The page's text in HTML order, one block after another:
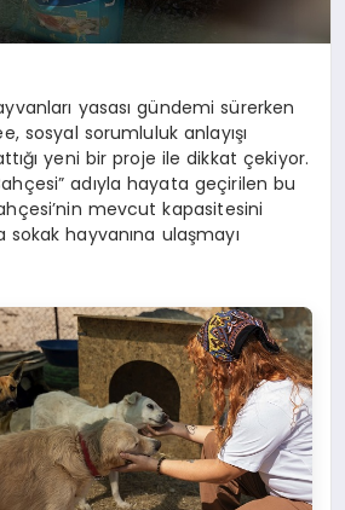
yasası gündemi sürerken
sosyal sorumluluk anlayışı
yeni bir proje ile dikkat çekiyor.
adıyla hayata geçirilen bu
mevcut kapasitesini
hayvanına ulaşmayı